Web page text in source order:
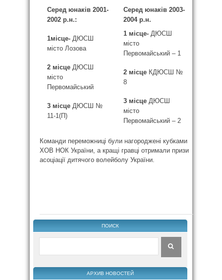
Серед юнаків 2001-
2002 р.н.:
Серед юнаків 2003-
2004 р.н.
1місце- ДЮСШ
місто Лозова
1 місце- ДЮСШ
місто
Первомайський – 1
2 місце ДЮСШ
місто
Первомайський
2 місце КДЮСШ №
8
3 місце ДЮСШ №
11-1(П)
3 місце ДЮСШ
місто
Первомайський – 2
Команди переможниці були нагороджені кубками
ХОВ НОК України, а кращі гравці отримали призи
асоціації дитячого волейболу України.
ПОИСК
АРХИВ НОВОСТЕЙ